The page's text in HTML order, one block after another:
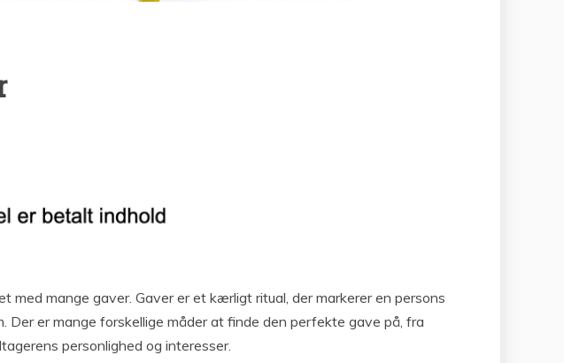
mange gaver. Gaver er et kærligt ritual, der markerer en persons
er mange forskellige måder at finde den perfekte gave på, fra
personlighed og interesser.